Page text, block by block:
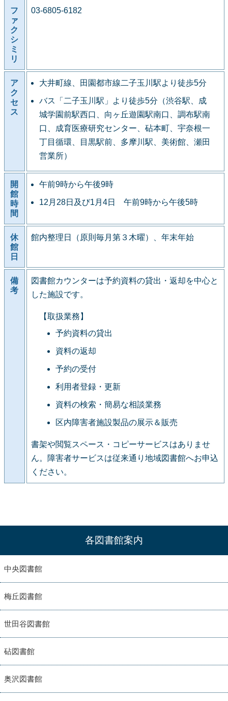
フ
ァ
ク
シ
ミ
リ
03-6805-6182
ア
ク
セ
ス
大井町線、田園都市線二子玉川駅より徒歩5分
バス「二子玉川駅」より徒歩5分（渋谷駅、成
城学園前駅西口、向ヶ丘遊園駅南口、調布駅南
口、成育医療研究センター、砧本町、宇奈根一
丁目循環、目黒駅前、多摩川駅、美術館、瀬田
営業所）
開
館
時
間
午前9時から午後9時
12月28日及び1月4日 午前9時から午後5時
休
館
日
館内整理日（原則毎月第３木曜）、年末年始
備
考
図書館カウンターは予約資料の貸出・返却を中心と
した施設です。
【取扱業務】
予約資料の貸出
資料の返却
予約の受付
利用者登録・更新
資料の検索・簡易な相談業務
区内障害者施設製品の展示＆販売
書架や閲覧スペース・コピーサービスはありませ
ん。障害者サービスは従来通り地域図書館へお申込
ください。
各図書館案内
中央図書館
梅丘図書館
世田谷図書館
砧図書館
奥沢図書館